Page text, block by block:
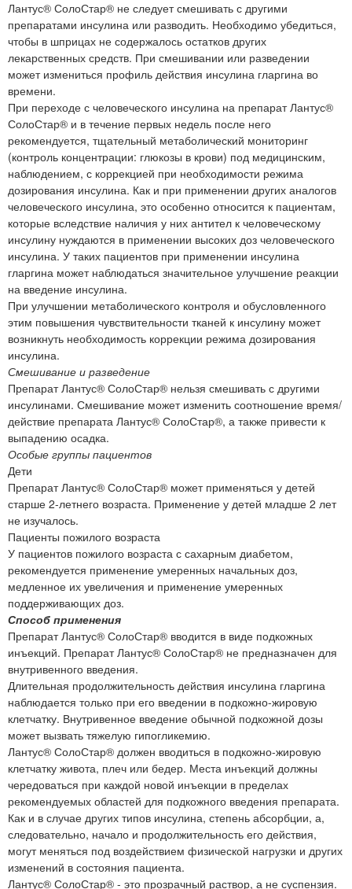
Лантус® СолоСтар® не следует смешивать с другими
препаратами инсулина или разводить. Необходимо убедиться,
чтобы в шприцах не содержалось остатков других
лекарственных средств. При смешивании или разведении
может измениться профиль действия инсулина гларгина во
времени.
При переходе с человеческого инсулина на препарат Лантус®
СолоСтар® и в течение первых недель после него
рекомендуется, тщательный метаболический мониторинг
(контроль концентрации: глюкозы в крови) под медицинским,
наблюдением, с коррекцией при необходимости режима
дозирования инсулина. Как и при применении других аналогов
человеческого инсулина, это особенно относится к пациентам,
которые вследствие наличия у них антител к человеческому
инсулину нуждаются в применении высоких доз человеческого
инсулина. У таких пациентов при применении инсулина
гларгина может наблюдаться значительное улучшение реакции
на введение инсулина.
При улучшении метаболического контроля и обусловленного
этим повышения чувствительности тканей к инсулину может
возникнуть необходимость коррекции режима дозирования
инсулина.
Смешивание и разведение
Препарат Лантус® СолоСтар® нельзя смешивать с другими
инсулинами. Смешивание может изменить соотношение время/
действие препарата Лантус® СолоСтар®, а также привести к
выпадению осадка.
Особые группы пациентов
Дети
Препарат Лантус® СолоСтар® может применяться у детей
старше 2-летнего возраста. Применение у детей младше 2 лет
не изучалось.
Пациенты пожилого возраста
У пациентов пожилого возраста с сахарным диабетом,
рекомендуется применение умеренных начальных доз,
медленное их увеличения и применение умеренных
поддерживающих доз.
Способ применения
Препарат Лантус® СолоСтар® вводится в виде подкожных
инъекций. Препарат Лантус® СолоСтар® не предназначен для
внутривенного введения.
Длительная продолжительность действия инсулина гларгина
наблюдается только при его введении в подкожно-жировую
клетчатку. Внутривенное введение обычной подкожной дозы
может вызвать тяжелую гипогликемию.
Лантус® СолоСтар® должен вводиться в подкожно-жировую
клетчатку живота, плеч или бедер. Места инъекций должны
чередоваться при каждой новой инъекции в пределах
рекомендуемых областей для подкожного введения препарата.
Как и в случае других типов инсулина, степень абсорбции, а,
следовательно, начало и продолжительность его действия,
могут меняться под воздействием физической нагрузки и других
изменений в состояния пациента.
Лантус® СолоСтар® - это прозрачный раствор, а не суспензия.